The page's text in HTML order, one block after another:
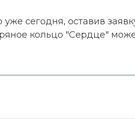
сегодня, оставив
кольцо "Сердце"